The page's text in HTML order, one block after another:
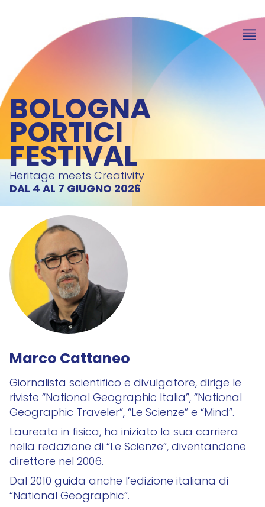
BOLOGNA
PORTICI
FESTIVAL
Heritage meets Creativity
DAL 4 AL 7 GIUGNO 2026
Marco Cattaneo
Giornalista scientifico e divulgatore, dirige le
riviste “National Geographic Italia”, “National
Geographic Traveler”, “Le Scienze” e “Mind”.
Laureato in fisica, ha iniziato la sua carriera
nella redazione di “Le Scienze”, diventandone
direttore nel 2006.
Dal 2010 guida anche l’edizione italiana di
“National Geographic”.